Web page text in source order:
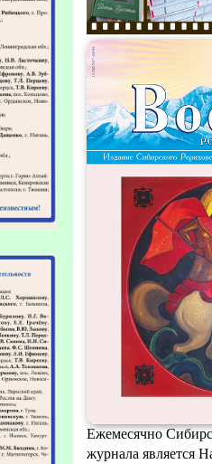
Ежемесячно
журнала является